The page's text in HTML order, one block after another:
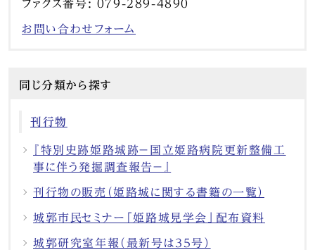
ファクス番号: 079-289-4890
お問い合わせフォーム
同じ分類から探す
刊行物
『特別史跡姫路城跡－国立姫路病院更新整備工
事に伴う発掘調査報告－』
刊行物の販売（姫路城に関する書籍の一覧）
城郭市民セミナー「姫路城見学会」配布資料
城郭研究室年報（最新号は35号）